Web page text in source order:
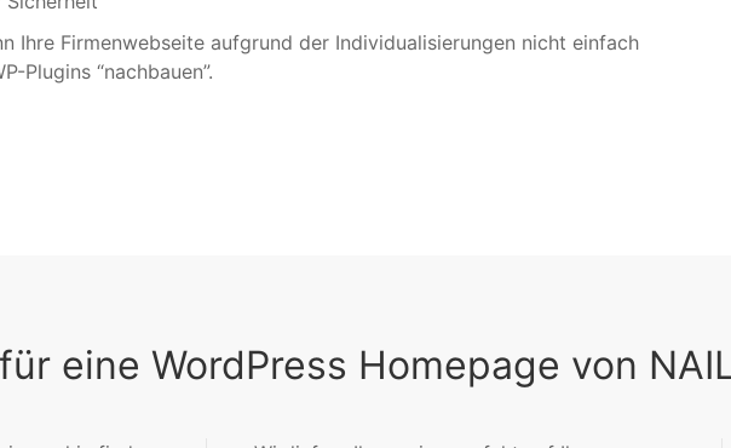
Ihre Firmenwebseite aufgrund der Individualisierungen nicht einfach
Plugins “nachbauen”.
eine WordPress Homepage von